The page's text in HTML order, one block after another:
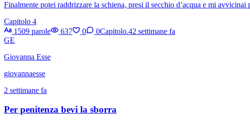
Finalmente potei raddrizzare la schiena, presi il secchio d’acqua e mi
Capitolo 4
1509 parole
637 0 0Capitolo.42 settimane fa
GE
Giovanna Esse
giovannaesse
2 settimane fa
Per penitenza bevi la sborra